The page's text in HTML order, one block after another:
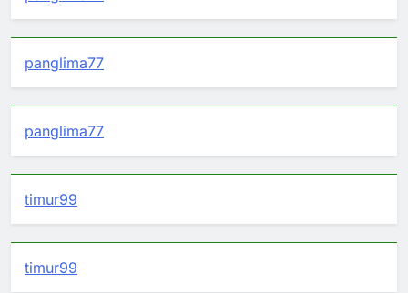
panglima77
panglima77
timur99
timur99